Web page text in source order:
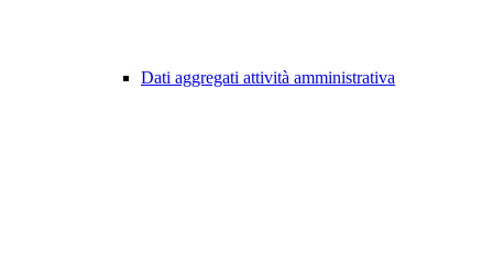
Dati aggregati attività amministrativa